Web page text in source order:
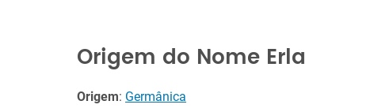
Origem do Nome Erla
Origem: Germânica